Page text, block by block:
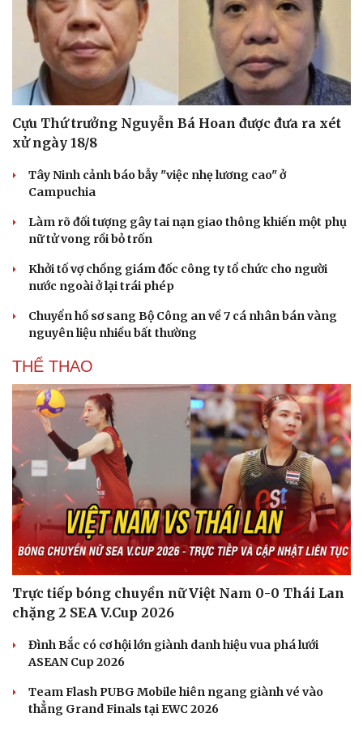
Cựu Thứ trưởng Nguyễn Bá Hoan được đưa ra xét
xử ngày 18/8
Tây Ninh cảnh báo bẫy "việc nhẹ lương cao" ở
Campuchia
Làm rõ đối tượng gây tai nạn giao thông khiến một phụ
nữ tử vong rồi bỏ trốn
Khởi tố vợ chồng giám đốc công ty tổ chức cho người
nước ngoài ở lại trái phép
Chuyển hồ sơ sang Bộ Công an về 7 cá nhân bán vàng
nguyên liệu nhiều bất thường
THỂ THAO
Trực tiếp bóng chuyền nữ Việt Nam 0-0 Thái Lan
chặng 2 SEA V.Cup 2026
Đình Bắc có cơ hội lớn giành danh hiệu vua phá lưới
ASEAN Cup 2026
Team Flash PUBG Mobile hiên ngang giành vé vào
thẳng Grand Finals tại EWC 2026